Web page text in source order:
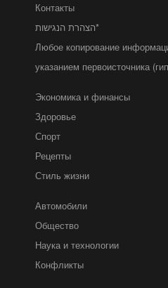
Контакты
הצהרת הנגישות*
Любое копирование
указанием первоисточника
Экономика и финансы
Здоровье
Спорт
Рецепты
Стиль жизни
Автомобили
Общество
Наука и технологии
Конфликты